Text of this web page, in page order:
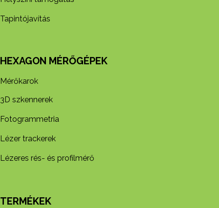
Tapintójavítás
HEXAGON MÉRŐGÉPEK
Mérőkarok
3D szkennerek
Fotogrammetria
Lézer trackerek
Lézeres rés- és profilmérő
TERMÉKEK